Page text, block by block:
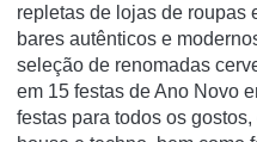
repletas de lojas de roupas
bares autênticos e
seleção de renomadas
em 15 festas de Ano Novo
festas para todos os